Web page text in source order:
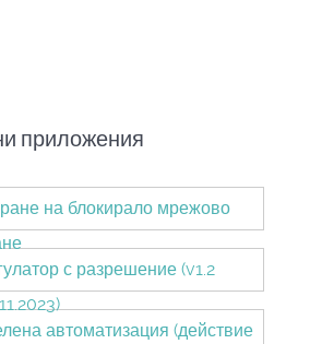
приложения
на блокирало мрежово
с разрешение (v1.2
автоматизация (действие